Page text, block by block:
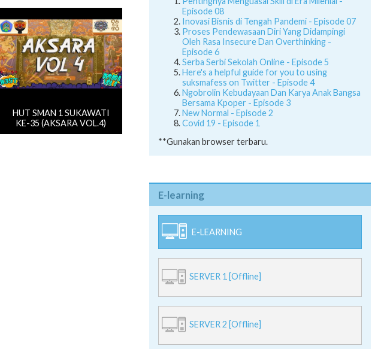
HUT SMAN 1 SUKAWATI
KE-35 (AKSARA VOL.4)
Pentingnya Menguasai Skill di Era Milenial -
Episode 08
Inovasi Bisnis di Tengah Pandemi - Episode 07
Proses Pendewasaan Diri Yang Didampingi
Oleh Rasa Insecure Dan Overthinking -
Episode 6
Serba Serbi Sekolah Online - Episode 5
Here's a helpful guide for you to using
suksmafess on Twitter - Episode 4
Ngobrolin Kebudayaan Dan Karya Anak Bangsa
Bersama Kpoper - Episode 3
New Normal - Episode 2
Covid 19 - Episode 1
**Gunakan browser terbaru.
E-learning
E-LEARNING
SERVER 1 [Offline]
SERVER 2 [Offline]